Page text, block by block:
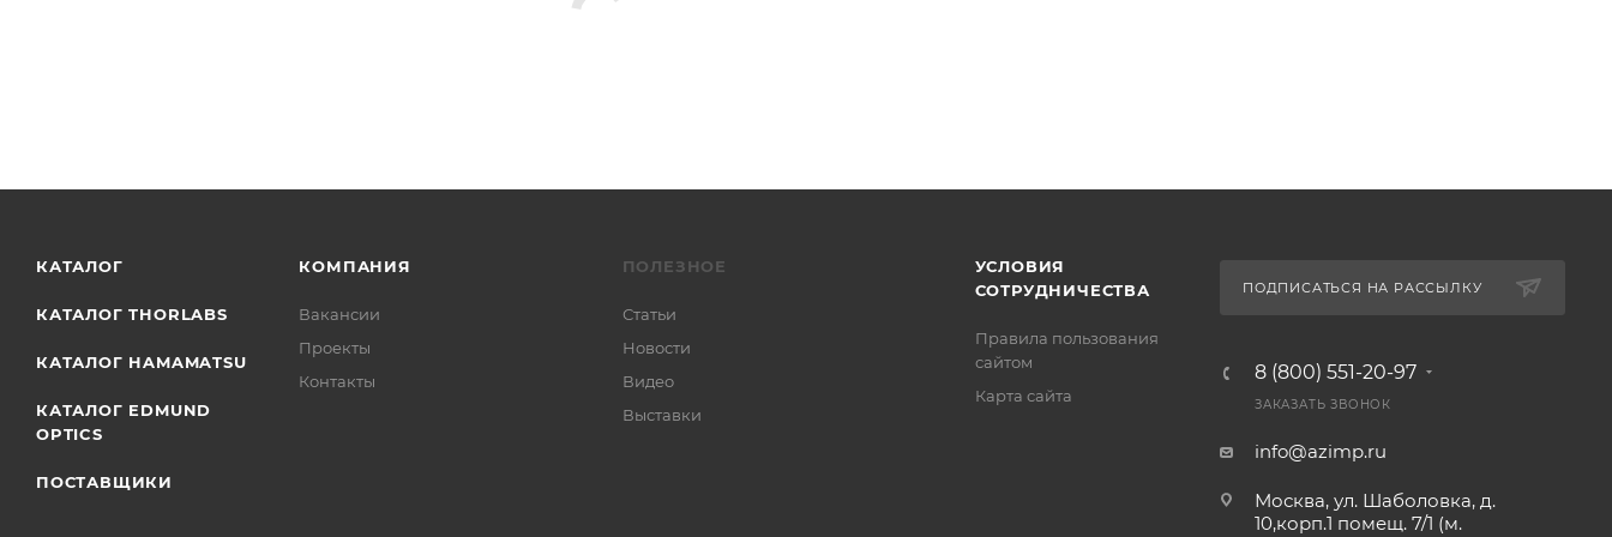
КАТАЛОГ
КАТАЛОГ THORLABS
КАТАЛОГ HAMAMATSU
КАТАЛОГ EDMUND
OPTICS
ПОСТАВЩИКИ
КОМПАНИЯ
Вакансии
Проекты
Контакты
ПОЛЕЗНОЕ
Статьи
Новости
Видео
Выставки
УСЛОВИЯ
СОТРУДНИЧЕСТВА
Правила пользования
сайтом
Карта сайта
ПОДПИСАТЬСЯ НА РАССЫЛКУ
8 (800) 551-20-97
ЗАКАЗАТЬ ЗВОНОК
info@azimp.ru
Москва, ул. Шаболовка, д.
10,корп.1 помещ. 7/1 (м.